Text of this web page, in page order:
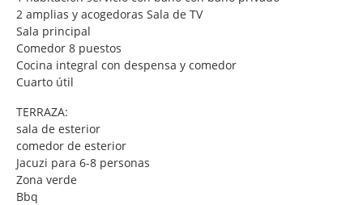
2 amplias y acogedoras Sala de TV
Sala principal
Comedor 8 puestos
Cocina integral con despensa y comedor
Cuarto útil
TERRAZA:
sala de esterior
comedor de esterior
Jacuzi para 6-8 personas
Zona verde
Bbq